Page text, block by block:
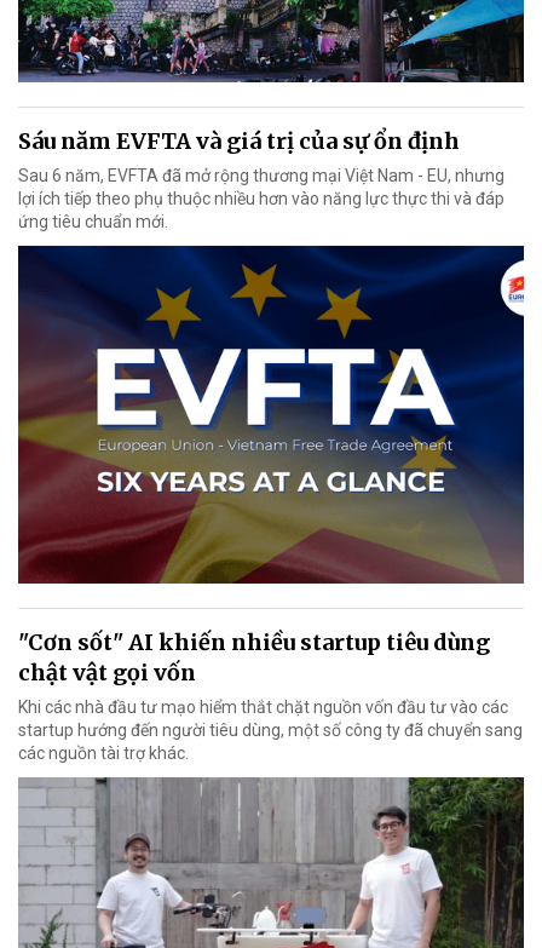
Sáu năm EVFTA và giá trị của sự ổn định
Sau 6 năm, EVFTA đã mở rộng thương mại Việt Nam - EU, nhưng
lợi ích tiếp theo phụ thuộc nhiều hơn vào năng lực thực thi và đáp
ứng tiêu chuẩn mới.
"Cơn sốt" AI khiến nhiều startup tiêu dùng
chật vật gọi vốn
Khi các nhà đầu tư mạo hiểm thắt chặt nguồn vốn đầu tư vào các
startup hướng đến người tiêu dùng, một số công ty đã chuyển sang
các nguồn tài trợ khác.